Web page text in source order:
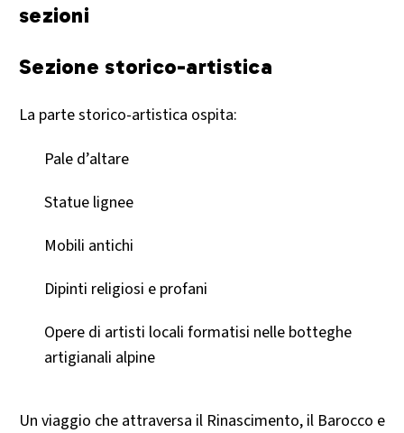
sezioni
Sezione storico-artistica
La parte storico-artistica ospita:
Pale d’altare
Statue lignee
Mobili antichi
Dipinti religiosi e profani
Opere di artisti locali formatisi nelle botteghe
artigianali alpine
Un viaggio che attraversa il Rinascimento, il Barocco e